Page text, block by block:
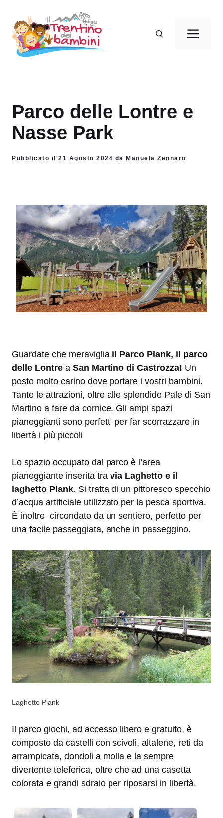
contenuto
Parco delle Lontre e
Nasse Park
Pubblicato il 21 Agosto 2024 da Manuela Zennaro
Guardate che meraviglia il Parco Plank, il parco
delle Lontre a San Martino di Castrozza! Un
posto molto carino dove portare i vostri bambini.
Tante le attrazioni, oltre alle splendide Pale di San
Martino a fare da cornice. Gli ampi spazi
pianeggianti sono perfetti per far scorrazzare in
libertà i più piccoli
Lo spazio occupato dal parco è l’area
pianeggiante inserita tra via Laghetto e il
laghetto Plank. Si tratta di un pittoresco specchio
d’acqua artificiale utilizzato per la pesca sportiva.
È inoltre circondato da un sentiero, perfetto per
una facile passeggiata, anche in passeggino.
Laghetto Plank
Il parco giochi, ad accesso libero e gratuito, è
composto da castelli con scivoli, altalene, reti da
arrampicata, dondoli a molla e la sempre
divertente teleferica, oltre che ad una casetta
colorata e grandi sdraio per riposarsi in libertà.